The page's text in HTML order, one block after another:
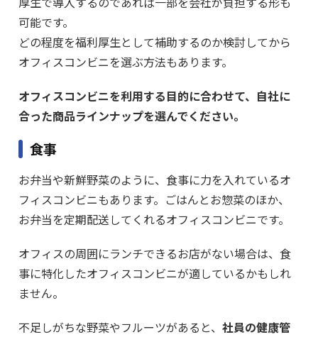
可能です。
どの程度を福利厚生として補助するのか検討してから
オフィスコンビニを選ぶ方法もあります。
オフィスコンビニを利用する目的に合わせて、自社に
合った商品ラインナップを選んでください。
食事
お弁当や新鮮野菜のように、食事に力を入れているオ
フィスコンビニもあります。ごはんとお惣菜のほか、
お弁当を定期配送してくれるオフィスコンビニです。
オフィスの周囲にランチできるお店がない場合は、食
事に特化したオフィスコンビニが適しているかもしれ
ません。
不足しがちな野菜やフルーツがあると、 社員の健康管